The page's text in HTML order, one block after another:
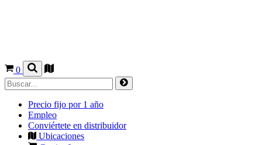
0
Precio fijo por 1 año
Empleo
Conviértete en distribuidor
Ubicaciones